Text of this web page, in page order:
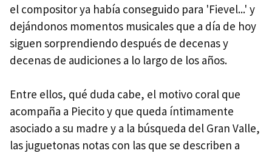
el compositor ya había conseguido para 'Fievel...' y
dejándonos momentos musicales que a día de hoy
siguen sorprendiendo después de decenas y
decenas de audiciones a lo largo de los años.
Entre ellos, qué duda cabe, el motivo coral que
acompaña a Piecito y que queda íntimamente
asociado a su madre y a la búsqueda del Gran Valle,
las juguetonas notas con las que se describen a